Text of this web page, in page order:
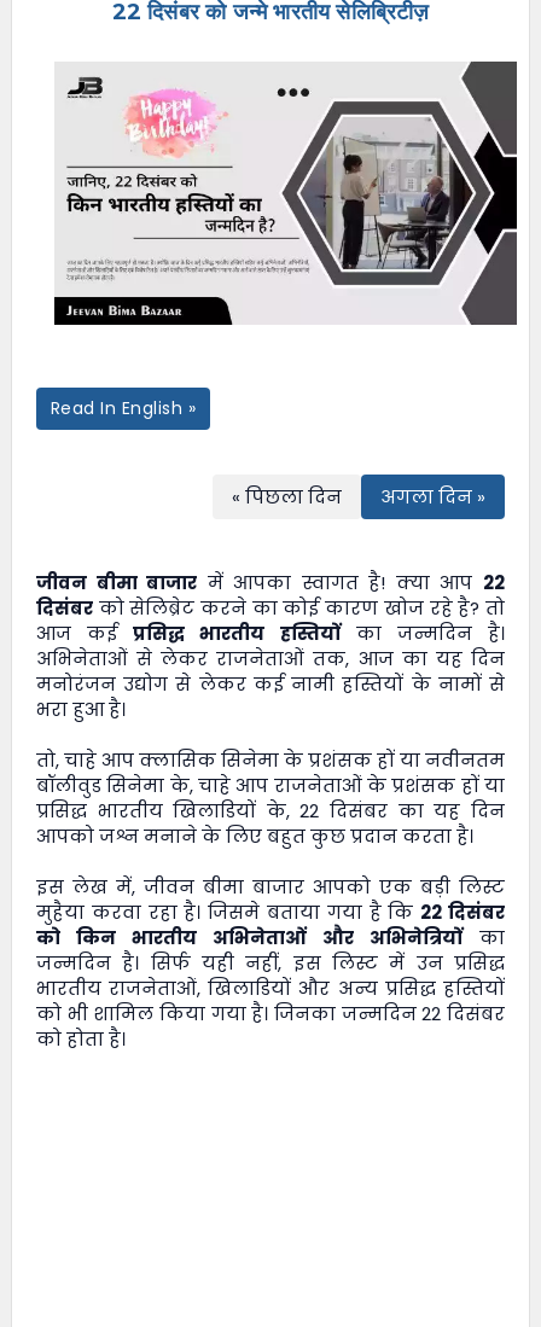
22 दिसंबर को जन्मे भारतीय सेलिब्रिटीज़
Read In English »
« पिछला दिन अगला दिन »
जीवन बीमा बाजार में आपका स्वागत है! क्या आप 22
दिसंबरको सेलिब्रेट करने का कोई कारण खोज रहे है? तो
आज कईप्रसिद्ध भारतीय हस्तियोंका जन्मदिन है।
अभिनेताओं से लेकर राजनेताओं तक, आज का यह दिन
मनोरंजन उद्योग से लेकर कई नामी हस्तियों के नामों से
भरा हुआ है।
तो, चाहे आप क्लासिक सिनेमा के प्रशंसक हों या नवीनतम
बॉलीवुड सिनेमा के, चाहे आप राजनेताओं के प्रशंसक हों या
प्रसिद्ध भारतीय खिलाडियों के, 22 दिसंबर का यह दिन
आपको जश्न मनाने के लिए बहुत कुछ प्रदान करता है।
इस लेख में, जीवन बीमा बाजार आपको एक बड़ी लिस्ट
मुहैया करवा रहा है। जिसमे बताया गया है कि 22 दिसंबर
को किन भारतीय अभिनेताओं और अभिनेत्रियोंका
जन्मदिन है। सिर्फ यही नहीं, इस लिस्ट में उन प्रसिद्ध
भारतीय राजनेताओं, खिलाडियों और अन्य प्रसिद्ध हस्तियों
को भी शामिल किया गया है। जिनका जन्मदिन 22 दिसंबर
को होता है।